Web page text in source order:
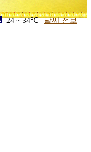
24 ~ 34℃ 날씨 정보